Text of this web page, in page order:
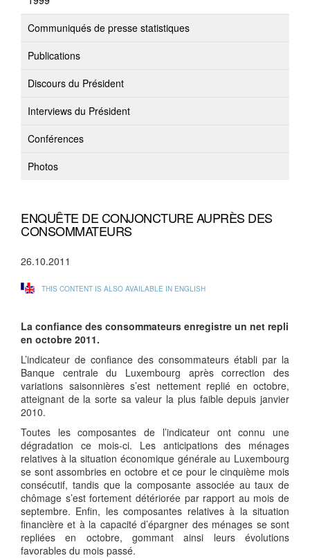
Communiqués de presse statistiques
Publications
Discours du Président
Interviews du Président
Conférences
Photos
ENQUÊTE DE CONJONCTURE AUPRÈS DES
CONSOMMATEURS
26.10.2011
THIS CONTENT IS ALSO AVAILABLE IN ENGLISH
La confiance des consommateurs enregistre un net repli
en octobre 2011.
L’indicateur de confiance des consommateurs établi par la
Banque centrale du Luxembourg après correction des
variations saisonnières s’est nettement replié en octobre,
atteignant de la sorte sa valeur la plus faible depuis janvier
2010.
Toutes les composantes de l’indicateur ont connu une
dégradation ce mois-ci. Les anticipations des ménages
relatives à la situation économique générale au Luxembourg
se sont assombries en octobre et ce pour le cinquième mois
consécutif, tandis que la composante associée au taux de
chômage s’est fortement détériorée par rapport au mois de
septembre. Enfin, les composantes relatives à la situation
financière et à la capacité d’épargner des ménages se sont
repliées en octobre, gommant ainsi leurs évolutions
favorables du mois passé.